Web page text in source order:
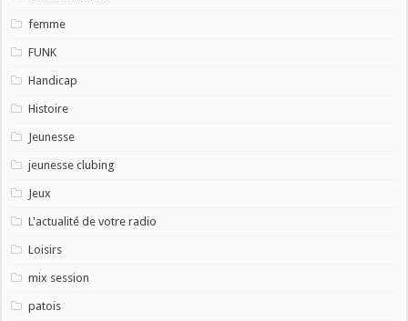
femme
FUNK
Handicap
Histoire
Jeunesse
jeunesse clubing
Jeux
L'actualité de votre radio
Loisirs
mix session
patois